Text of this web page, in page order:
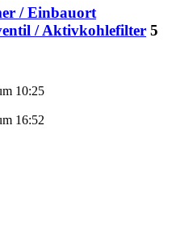
/ Einbauort
/ Aktivkohlefilter 5
10:25
16:52